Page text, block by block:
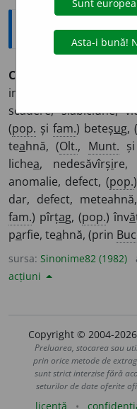
Sinonime
CUS
insuficiență, lacună,
scădere, slăbiciune,
(pop. și fam.) beteșug, (
teahnă, (Olt., Munt. și
lichea, nedesăvîrșire,
anomalie, defect, (pop.
dar, defect,
fam.) pîrțag, (pop.) învă
parfie, teahnă, (prin
sursa: Sinonime82 (1982)
acțiuni
Copyright © 2004-
Preluarea, stocarea sau
prin orice metode de
sunt strict interzise fără
seturilor de date oferite
licență